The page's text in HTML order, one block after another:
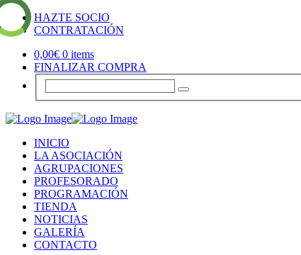
HAZTE SOCIO
CONTRATACIÓN
0,00€ 0 items
FINALIZAR COMPRA
INICIO
LA ASOCIACIÓN
AGRUPACIONES
PROFESORADO
PROGRAMACIÓN
TIENDA
NOTICIAS
GALERÍA
CONTACTO